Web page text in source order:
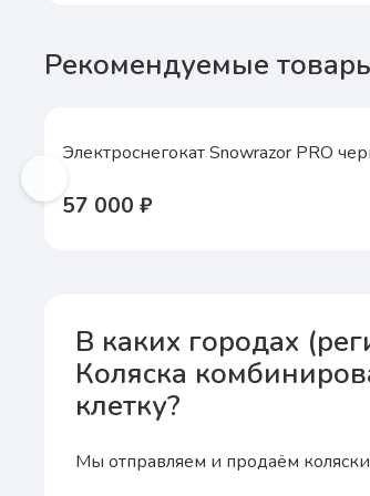
Рекомендуемые
Электроснегокат Snowrazor PRO
57 000 ₽
В каких городах
Коляска
клетку?
Мы отправляем и продаём